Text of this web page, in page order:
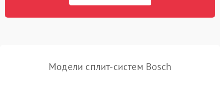
Модели сплит-систем Bosch